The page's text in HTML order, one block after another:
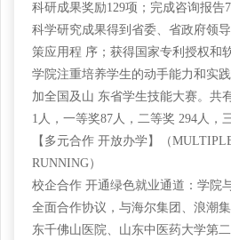
科研成果奖励129项；完成咨询报告
科学研究成果得到省委、省政府领
策应用程 序；获得国家专利授权和
学院注重培养学生的动手能力和实
加全国及山 东省学生技能大赛。共
1人，一等奖87人，二等奖 294人，
【多元合作 开放办学】（
RUNNING）
校企合作 开通绿色就业通道：学院
全面合作协议，与海尔集团、浪潮
东千佛山医院、山东中医药大学第